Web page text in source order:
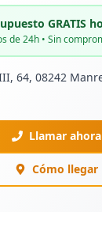
GRATIS
de 24h • Sin
64, 08242
Llamar ahora
Cómo llegar